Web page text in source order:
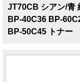
JT70CB シアン/青
BP-40C36 BP-
BP-50C45 トナー